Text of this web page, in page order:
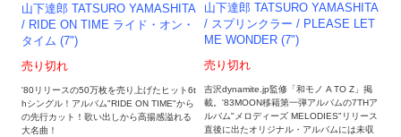
山下達郎 TATSURO YAMASHITA
/ RIDE ON TIME ライド・オン・
タイム (7")
売り切れ
'80リリースの50万枚を売り上げたヒット6t
hシングル！アルバム"RIDE ON TIME"から
の先行カット！歌い出しから高揚感溢れる
大名曲！
山下達郎 TATSURO YAMASHITA
/ スプリンクラー / PLEASE LET
ME WONDER (7")
売り切れ
吉沢dynamite.jp監修「和モノ A TO Z」掲
載。'83MOON移籍第一弾アルバムの7THア
ルバム"メロディーズ MELODIES"リリース
直後に出たオリジナル・アルバムには未収